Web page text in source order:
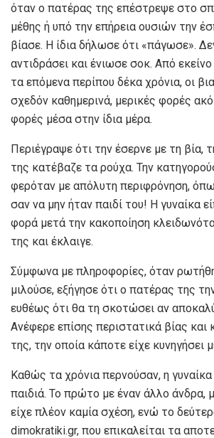
όταν ο πατέρας της επέστρεψε στο
μέθης ή υπό την επήρεια ουσιών την
βίασε. Η ίδια δήλωσε ότι «πάγωσε».
αντιδράσει και ένιωσε σοκ. Από εκείνο
τα επόμενα περίπου δέκα χρόνια, οι
σχεδόν καθημερινά, μερικές φορές
φορές μέσα στην ίδια μέρα.
Περιέγραψε ότι την έσερνε με τη βία,
της κατέβαζε τα ρούχα. Την
φερόταν με απόλυτη περιφρόνηση,
σαν να μην ήταν παιδί του! Η γυναίκα
φορά μετά την κακοποίηση
της και έκλαιγε.
Σύμφωνα με πληροφορίες, όταν
μιλούσε, εξήγησε ότι ο πατέρας της
ευθέως ότι θα τη σκοτώσει αν
Ανέφερε επίσης περιστατικά βίας και
της, την οποία κάποτε είχε κυνηγήσει
Καθώς τα χρόνια περνούσαν, η
παιδιά. Το πρώτο με έναν άλλο άνδρα,
είχε πλέον καμία σχέση, ενώ το
dimokratiki.gr, που επικαλείται τα